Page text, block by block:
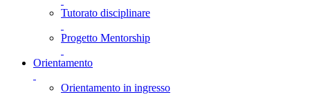
Tutorato disciplinare
Progetto Mentorship
Orientamento
Orientamento in ingresso